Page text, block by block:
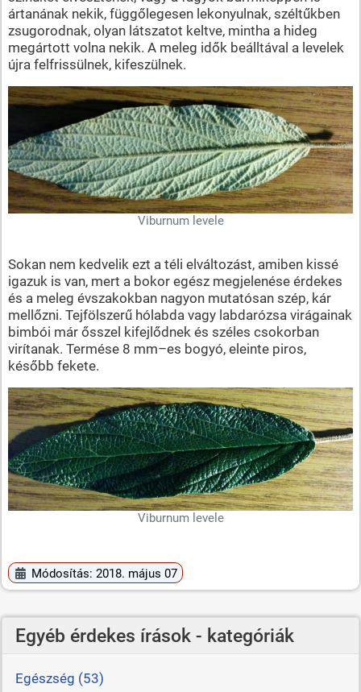
ártanának nekik, függőlegesen lekonyulnak, széltűkben
zsugorodnak, olyan látszatot keltve, mintha a hideg
megártott volna nekik. A meleg idők beálltával a levelek
újra felfrissülnek, kifeszülnek.
Viburnum levele
Sokan nem kedvelik ezt a téli elváltozást, amiben kissé
igazuk is van, mert a bokor egész megjelenése érdekes
és a meleg évszakokban nagyon mutatósan szép, kár
mellőzni. Tejfölszerű hólabda vagy labdarózsa virágainak
bimbói már ősszel kifejlődnek és széles csokorban
virítanak. Termése 8 mm–es bogyó, eleinte piros,
később fekete.
Viburnum levele
Módosítás: 2018. május 07
Egyéb érdekes írások - kategóriák
Egészség (53)